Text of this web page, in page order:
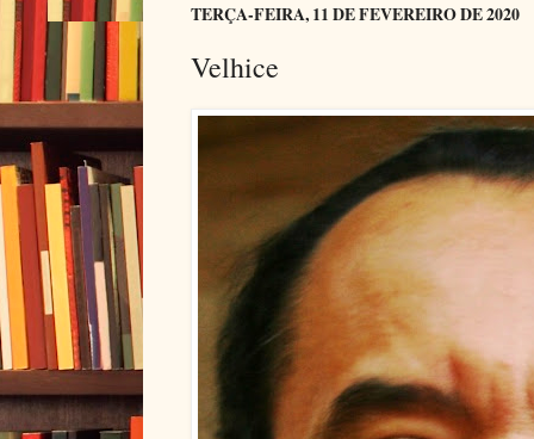
TERÇA-FEIRA, 11 DE FEVEREIRO DE 2020
Velhice